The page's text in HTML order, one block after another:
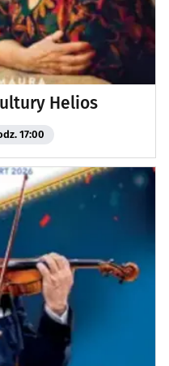
Helios
17:00